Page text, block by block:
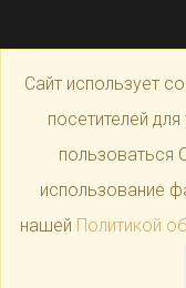
Сайт использует
посетителей
пользоваться
использование
нашей Политикой